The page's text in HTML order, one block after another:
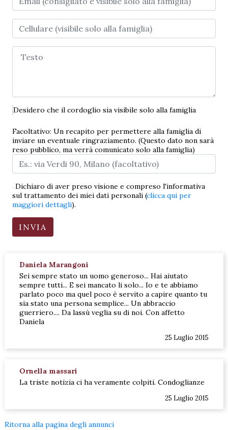
Desidero che il cordoglio sia visibile solo alla famiglia
Facoltativo: Un recapito per permettere alla famiglia di
inviare un eventuale ringraziamento. (Questo dato non sarà
reso pubblico, ma verrà comunicato solo alla famiglia)
Dichiaro di aver preso visione e compreso l'informativa
sul trattamento dei miei dati personali (clicca qui per
maggiori dettagli).
Daniela Marangoni
Sei sempre stato un uomo generoso... Hai aiutato
sempre tutti... E sei mancato li solo... Io e te abbiamo
parlato poco ma quel poco è servito a capire quanto tu
sia stato una persona semplice... Un abbraccio
guerriero.... Da lassù veglia su di noi. Con affetto
Daniela
25 Luglio 2015
Ornella massari
La triste notizia ci ha veramente colpiti. Condoglianze
25 Luglio 2015
Ritorna alla pagina degli annunci